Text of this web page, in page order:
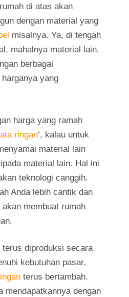
rumah di atas akan
dengan material yang
misalnya. Ya, di tengah
mahalnya material lain,
berbagai
yang
harga yang ramah
ringan‘, kalau untuk
material lain
material lain. Hal ini
teknologi canggih.
Anda lebih cantik dan
akan membuat rumah
terus diproduksi secara
kebutuhan pasar.
terus bertambah.
mendapatkannya dengan